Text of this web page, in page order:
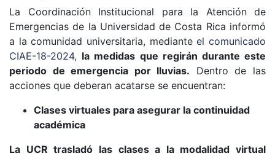
La Coordinación Institucional para la Atención de
Emergencias de la Universidad de Costa Rica informó
a la comunidad universitaria, medianteel comunicado
CIAE-18-2024, la medidas que regirán durante este
periodo de emergencia por lluvias. Dentro de las
acciones que deberan acatarse se encuentran:
Clases virtuales para asegurar la continuidad
académica
La UCR trasladó las clases a la modalidad virtual